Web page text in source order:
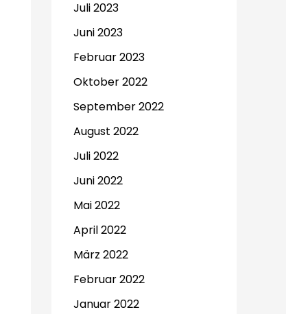
Juli 2023
Juni 2023
Februar 2023
Oktober 2022
September 2022
August 2022
Juli 2022
Juni 2022
Mai 2022
April 2022
März 2022
Februar 2022
Januar 2022